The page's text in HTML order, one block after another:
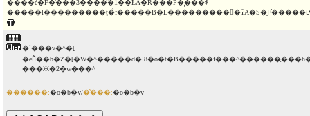
����ѐ�F�̔���3����̑�1��ŁA�R���P�̢���ꂪ
�`���v�^�[
���Ж�2�w���^
������:�o�b�v/�̔���:�o�b�v